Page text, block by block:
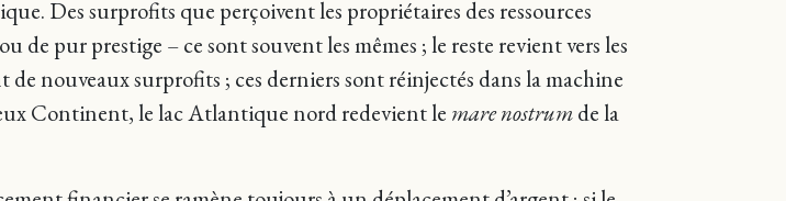
Des surprofits que perçoivent les propriétaires des ressources
de pur prestige – ce sont souvent les mêmes ; le reste revient vers les
nouveaux surprofits ; ces derniers sont réinjectés dans la machine
Continent, le lac Atlantique nord redevient le mare nostrumde la